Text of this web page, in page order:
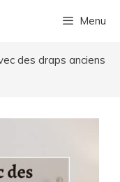
Menu
des draps anciens